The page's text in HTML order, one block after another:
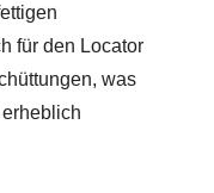
für den Locator
was